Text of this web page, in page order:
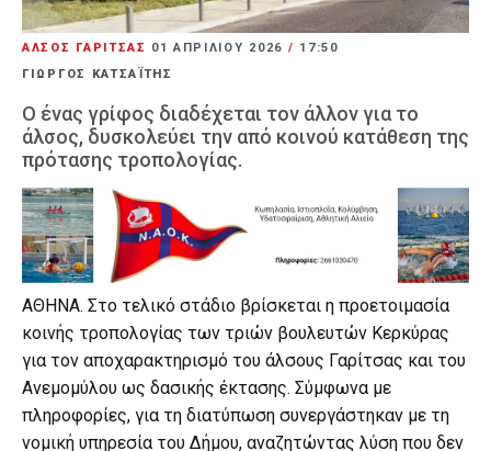
ΑΛΣΟΣ ΓΑΡΙΤΣΑΣ 01 ΑΠΡΙΛΊΟΥ 2026 / 17:50
ΓΙΩΡΓΟΣ ΚΑΤΣΑΪΤΗΣ
Ο ένας γρίφος διαδέχεται τον άλλον για το
άλσος, δυσκολεύει την από κοινού κατάθεση της
πρότασης τροπολογίας.
ΑΘΗΝΑ. Στο τελικό στάδιο βρίσκεται η προετοιμασία
κοινής τροπολογίας των τριών βουλευτών Κερκύρας
για τον αποχαρακτηρισμό του άλσους Γαρίτσας και του
Ανεμομύλου ως δασικής έκτασης. Σύμφωνα με
πληροφορίες, για τη διατύπωση συνεργάστηκαν με τη
νομική υπηρεσία του Δήμου, αναζητώντας λύση που δεν